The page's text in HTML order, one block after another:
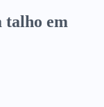
talho em